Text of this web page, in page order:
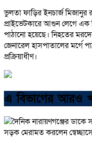
ভুলতা ফাড়ির ইনচার্জ মিজানুর
প্রাইভেটকারে আগুন লেগে এক
পাঠানো হয়েছে। নিহতের
জেনারেল হাসপাতালের মর্গে
প্রক্রিয়াধীণ।
এ বিভাগের আরও